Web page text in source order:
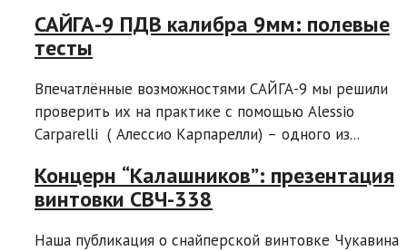
САЙГА-9 ПДВ калибра 9мм: полевые
тесты
Впечатлённые возможностями САЙГА-9 мы решили
проверить их на практике с помощью Alessio
Carparelli ( Алессио Карпарелли) – одного из...
Концерн “Калашников”: презентация
винтовки СВЧ-338
Наша публикация о снайперской винтовке Чукавина